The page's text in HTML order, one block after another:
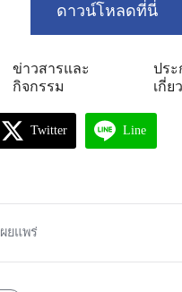
ข่าวสารและ
กิจกรรม
ประ
เกี่ย
ดาวน์โหลดที่นี่
Twitter Line
ยแพร่